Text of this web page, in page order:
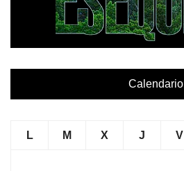
Calendario
L M X J V